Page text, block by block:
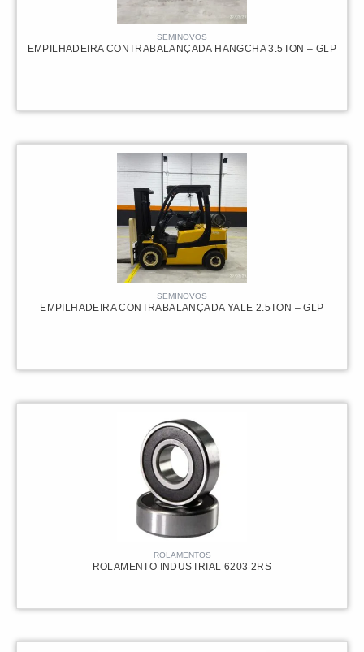
SEMINOVOS
EMPILHADEIRA CONTRABALANÇADA HANGCHA 3.5TON – GLP
SEMINOVOS
EMPILHADEIRA CONTRABALANÇADA YALE 2.5TON – GLP
ROLAMENTOS
ROLAMENTO INDUSTRIAL 6203 2RS